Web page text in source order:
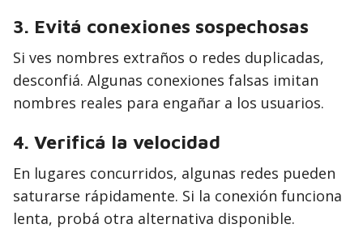
3. Evitá conexiones sospechosas
Si ves nombres extraños o redes duplicadas,
desconfiá. Algunas conexiones falsas imitan
nombres reales para engañar a los usuarios.
4. Verificá la velocidad
En lugares concurridos, algunas redes pueden
saturarse rápidamente. Si la conexión funciona
lenta, probá otra alternativa disponible.